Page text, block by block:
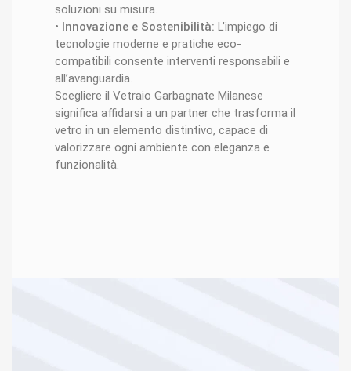
soluzioni su misura.
• Innovazione e Sostenibilità: L’impiego di
tecnologie moderne e pratiche eco-
compatibili consente interventi responsabili e
all’avanguardia.
Scegliere il Vetraio Garbagnate Milanese
significa affidarsi a un partner che trasforma il
vetro in un elemento distintivo, capace di
valorizzare ogni ambiente con eleganza e
funzionalità.